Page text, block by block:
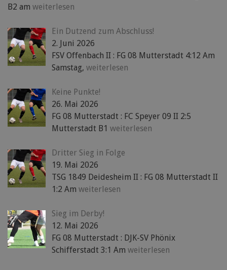
B2 am weiterlesen
Ein Dutzend zum Abschluss!
2. Juni 2026
FSV Offenbach II : FG 08 Mutterstadt 4:12 Am
Samstag, weiterlesen
Keine Punkte!
26. Mai 2026
FG 08 Mutterstadt : FC Speyer 09 II 2:5
Mutterstadt B1 weiterlesen
Dritter Sieg in Folge
19. Mai 2026
TSG 1849 Deidesheim II : FG 08 Mutterstadt II
1:2 Am weiterlesen
Sieg im Derby!
12. Mai 2026
FG 08 Mutterstadt : DJK-SV Phönix
Schifferstadt 3:1 Am weiterlesen